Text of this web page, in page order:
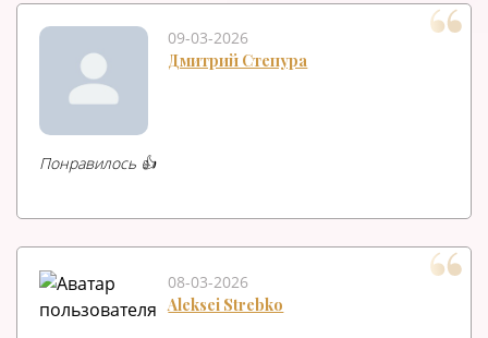
09-03-2026
Дмитрий Степура
Понравилось 👍
08-03-2026
Aleksei Strebko